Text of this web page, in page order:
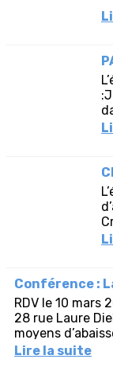
RDV le 10 mars
28 rue Laure
moyens
les...
Lire la suite